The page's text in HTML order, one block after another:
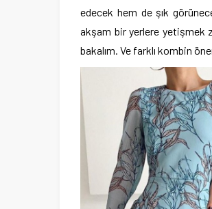
edecek hem de şık
akşam bir yerlere yetişmek
bakalım. Ve farklı kombin